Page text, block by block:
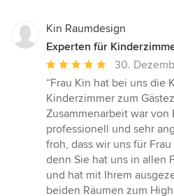
Kin Raumdesign
Experten für
Durchschnittliche
Bewertung:
5
von
5
Sternen
30.
“Frau Kin hat bei uns die
Kinderzimmer zum
Zusammenarbeit war von
professionell und sehr
froh, dass wir uns für
denn Sie hat uns in allen
und hat mit Ihrem
beiden Räumen zum